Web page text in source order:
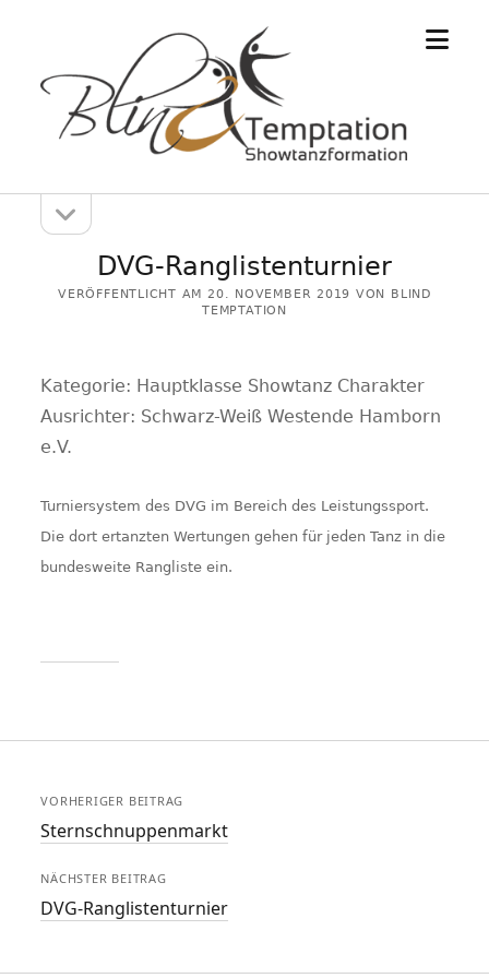
Menü
Seitenleiste
öffnen
DVG-Ranglistenturnier
VERÖFFENTLICHT AM 20. NOVEMBER 2019 VON BLIND
TEMPTATION
Kategorie: Hauptklasse Showtanz Charakter
Ausrichter: Schwarz-Weiß Westende Hamborn
e.V.
Turniersystem des DVG im Bereich des Leistungssport.
Die dort ertanzten Wertungen gehen für jeden Tanz in die
bundesweite Rangliste ein.
VORHERIGER BEITRAG
Sternschnuppenmarkt
NÄCHSTER BEITRAG
DVG-Ranglistenturnier